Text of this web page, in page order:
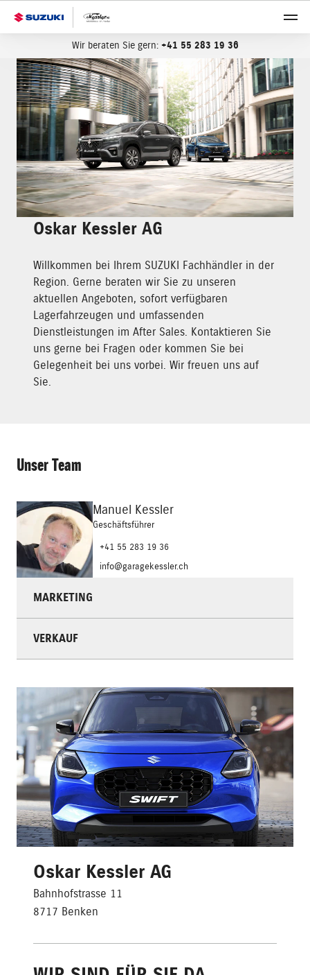
Wir beraten Sie gern: +41 55 283 19 36
Oskar Kessler AG
Willkommen bei Ihrem SUZUKI Fachhändler in der
Region. Gerne beraten wir Sie zu unseren
aktuellen Angeboten, sofort verfügbaren
Lagerfahrzeugen und umfassenden
Dienstleistungen im After Sales. Kontaktieren Sie
uns gerne bei Fragen oder kommen Sie bei
Gelegenheit bei uns vorbei. Wir freuen uns auf
Sie.
Unser Team
Manuel Kessler
Geschäftsführer
+41 55 283 19 36
info@garagekessler.ch
MARKETING
VERKAUF
Oskar Kessler AG
Bahnhofstrasse 11
8717 Benken